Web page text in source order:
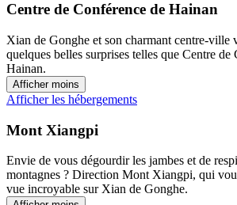
Centre de Conférence de Hainan
Xian de Gonghe et son charmant centre-ville
quelques belles surprises telles que Centre de
Hainan.
Afficher moins
Afficher les hébergements
Mont Xiangpi
Envie de vous dégourdir les jambes et de
montagnes ? Direction Mont Xiangpi, qui
vue incroyable sur Xian de Gonghe.